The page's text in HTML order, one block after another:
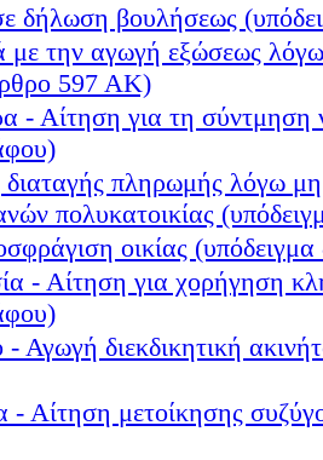
δήλωση βουλήσεως
με την αγωγή εξώσεως
597 ΑΚ)
- Αίτηση για τη σύντμηση
διαταγής πληρωμής λόγω
πολυκατοικίας
οικίας
- Αίτηση για χορήγηση
Αγωγή διεκδικητική
- Αίτηση μετοίκησης